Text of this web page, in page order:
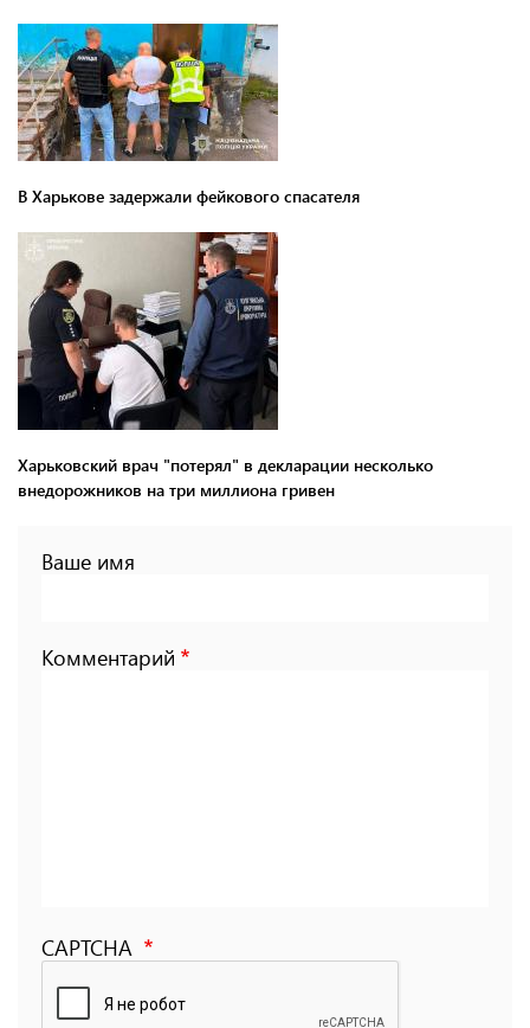
В Харькове задержали фейкового спасателя
Харьковский врач "потерял" в декларации несколько
внедорожников на три миллиона гривен
Ваше имя
Комментарий
CAPTCHA